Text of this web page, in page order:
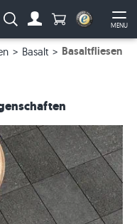
MENU
Suche: Anzahl
Basalt Basaltfliesen